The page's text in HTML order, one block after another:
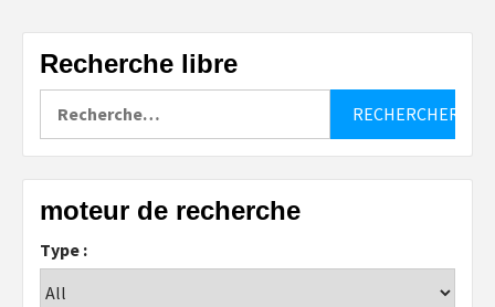
Recherche libre
moteur de recherche
Type :